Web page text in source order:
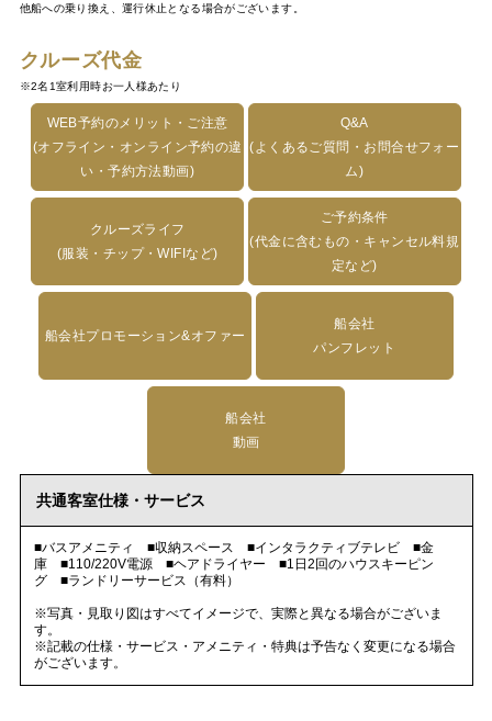
他船への乗り換え、運行休止となる場合がございます。
クルーズ代金
※2名1室利用時お一人様あたり
WEB予約のメリット・ご注意
(オフライン・オンライン予約の違
い・予約方法動画)
Q&A
(よくあるご質問・お問合せフォー
ム)
クルーズライフ
(服装・チップ・WIFIなど)
ご予約条件
(代金に含むもの・キャンセル料規
定など)
船会社プロモーション&オファー
船会社
パンフレット
船会社
動画
共通客室仕様・サービス
■バスアメニティ ■収納スペース ■インタラクティブテレビ ■金
庫 ■110/220V電源 ■ヘアドライヤー ■1日2回のハウスキーピン
グ ■ランドリーサービス（有料）
※写真・見取り図はすべてイメージで、実際と異なる場合がございま
す。
※記載の仕様・サービス・アメニティ・特典は予告なく変更になる場合
がございます。